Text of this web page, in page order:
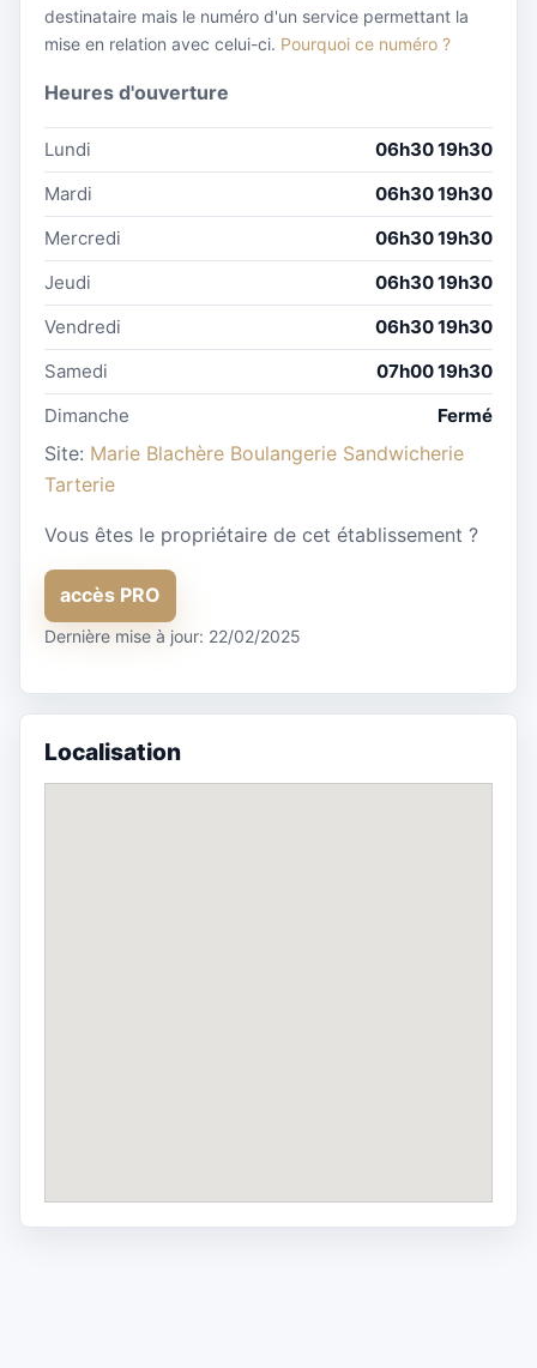
destinataire mais le numéro d'un service permettant la
mise en relation avec celui-ci. Pourquoi ce numéro ?
Heures d'ouverture
Lundi
06h30 19h30
Mardi
06h30 19h30
Mercredi
06h30 19h30
Jeudi
06h30 19h30
Vendredi
06h30 19h30
Samedi
07h00 19h30
Dimanche
Fermé
Site: Marie Blachère Boulangerie Sandwicherie
Tarterie
Vous êtes le propriétaire de cet établissement ?
accès PRO
Dernière mise à jour: 22/02/2025
Localisation